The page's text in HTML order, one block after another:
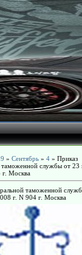
» Сентябрь » 4 » Приказ
таможенной службы от 23
г. Москва
таможенной
г. N 904 г. Москва